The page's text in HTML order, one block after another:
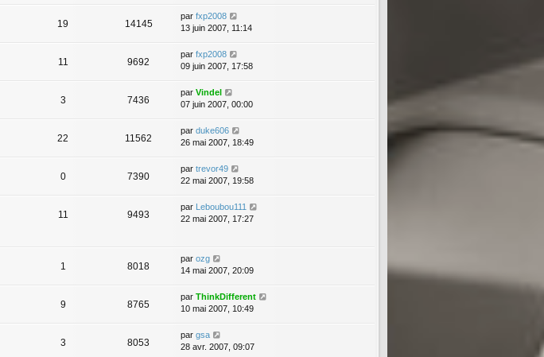
19 14145
par fxp2008
13 juin 2007, 11:14
11 9692
par fxp2008
09 juin 2007, 17:58
3 7436
par Vindel
07 juin 2007, 00:00
22 11562
par duke606
26 mai 2007, 18:49
0 7390
par trevor49
22 mai 2007, 19:58
11 9493
par Leboubou111
22 mai 2007, 17:27
1 8018
par ozg
14 mai 2007, 20:09
9 8765
par ThinkDifferent
10 mai 2007, 10:49
3 8053
par gsa
28 avr. 2007, 09:07